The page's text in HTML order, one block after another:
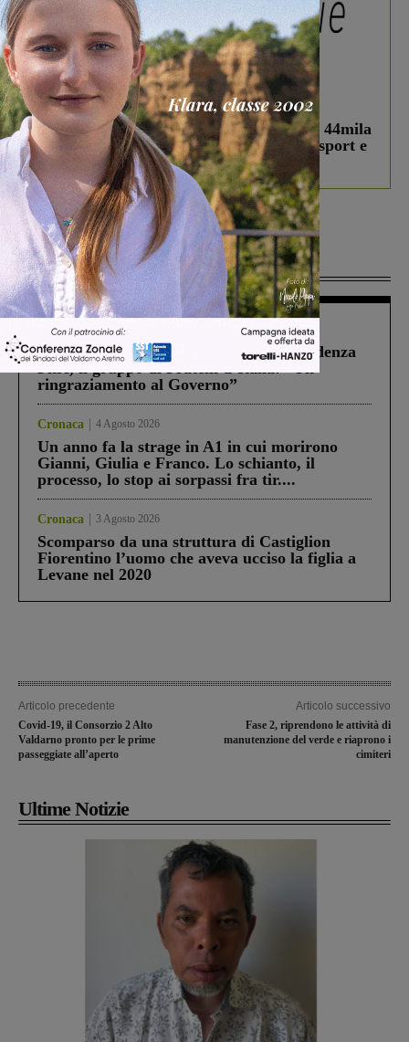
In vetrina 3 Agosto 2026
Estra Notizie agosto: Smart Cities, oltre 44mila
studenti coinvolti, torna il bando per lo sport e
debutta il podcast Estrair
Più lette
Figline Incisa Valdarno 1 Agosto 2026
Piscina di Figline finanziata oltre la scadenza
Pnrr, il gruppo di Fratelli d’Italia: “Un
ringraziamento al Governo”
Cronaca 4 Agosto 2026
Un anno fa la strage in A1 in cui morirono
Gianni, Giulia e Franco. Lo schianto, il
processo, lo stop ai sorpassi fra tir....
Cronaca 3 Agosto 2026
Scomparso da una struttura di Castiglion
Fiorentino l’uomo che aveva ucciso la figlia a
Levane nel 2020
Articolo precedente
Covid-19, il Consorzio 2 Alto
Valdarno pronto per le prime
passeggiate all’aperto
Articolo successivo
Fase 2, riprendono le attività di
manutenzione del verde e riaprono i
cimiteri
Ultime Notizie